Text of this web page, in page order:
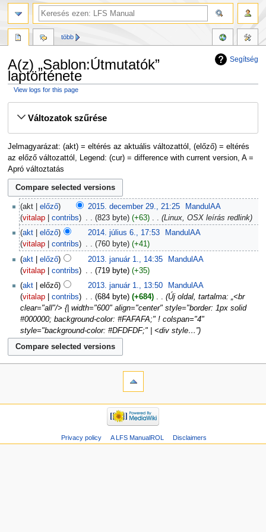
Segítség
A(z) „Sablon:Útmutatók”
laptörténete
View logs for this page
Változatok szűrése
Jelmagyarázat: (akt) = eltérés az aktuális változattól, (előző) = eltérés
az előző változattól, Legend: (cur) = difference with current version, A =
Apró változtatás
akt előző 2015. december 29., 21:25
MandulAA
vitalap
contribs 823 byte +63 ‎
Linux, OSX leírás redlink
akt
előző 2014. július 6., 17:53
MandulAA
vitalap
contribs 760 byte
+41
akt
előző 2013. január 1., 14:35
MandulAA
vitalap
contribs 719 byte
+35
akt
előző 2013. január 1., 13:50
MandulAA
vitalap
contribs 684 byte +684 ‎
Új oldal, tartalma: „<br
clear="all"/> {| width="600" align="center" style="border: 1px solid
#000000; background-color: #FAFAFA;" ! colspan="4"
style="background-color: #DFDFDF;" | <div style…”
több
Privacy policy A LFS ManualROL Disclaimers